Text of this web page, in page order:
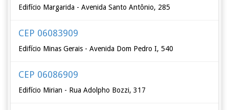
Edifício Margarida - Avenida Santo Antônio, 285
CEP 06083909
Edifício Minas Gerais - Avenida Dom Pedro I, 540
CEP 06086909
Edifício Mirian - Rua Adolpho Bozzi, 317